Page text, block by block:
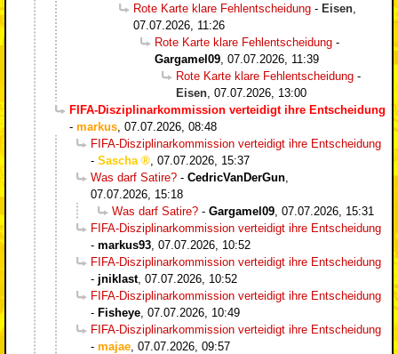
Rote Karte klare Fehlentscheidung - Eisen
07.07.2026, 11:26
Rote Karte klare Fehlentscheidung -
Gargamel09 07.07.2026, 11:39
Rote Karte klare Fehlentscheidung -
Eisen 07.07.2026, 13:00
FIFA-Disziplinarkommission verteidigt ihre Entscheidung
- markus 07.07.2026, 08:48
FIFA-Disziplinarkommission verteidigt ihre Entscheidung
- Sascha
07.07.2026, 15:37
Was darf Satire? - CedricVanDerGun
07.07.2026, 15:18
Was darf Satire? - Gargamel09 07.07.2026, 15:31
FIFA-Disziplinarkommission verteidigt ihre Entscheidung
- markus93 07.07.2026, 10:52
FIFA-Disziplinarkommission verteidigt ihre Entscheidung
- jniklast, 07.07.2026, 10:52
FIFA-Disziplinarkommission verteidigt ihre Entscheidung
- Fisheye 07.07.2026, 10:49
FIFA-Disziplinarkommission verteidigt ihre Entscheidung
- majae 07.07.2026, 09:57